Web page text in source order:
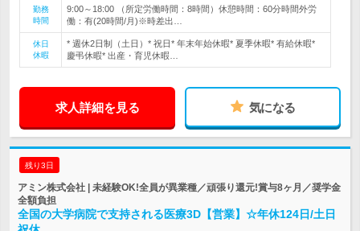
勤務
時間
9:00～18:00 （所定労働時間：8時間）休憩時間：60分時間外労
働：有(20時間/月)※時差出…
休日
休暇
* 週休2日制（土日）* 祝日* 年末年始休暇* 夏季休暇* 有給休暇*
慶弔休暇* 出産・育児休暇…
求人詳細を見る 気になる
残り3日
アミン株式会社 | 未経験OK!全員が異業種／頑張り還元!賞与8ヶ月／奨学金
全額負担
全国の大学病院で支持される医療3D【営業】☆年休124日/土日